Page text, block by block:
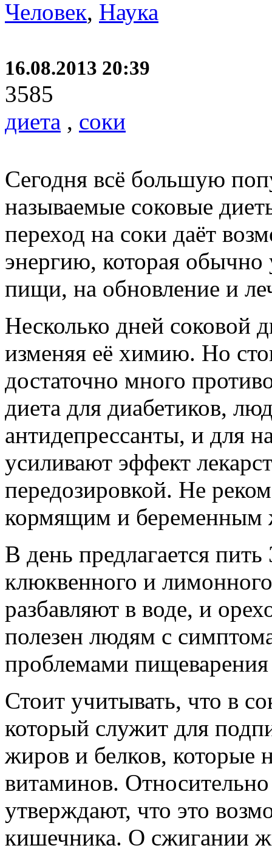
Человек, Наука
16.08.2013 20:39
3585
диета , соки
Сегодня всё большую
называемые соковые
переход на соки даёт
энергию, которая обычно
пищи, на обновление и
Несколько дней соковой
изменяя её химию. Но
достаточно много
диета для диабетиков,
антидепрессанты, и для
усиливают эффект
передозировкой. Не
кормящим и
В день предлагается
клюквенного и
разбавляют в воде, и
полезен людям с
проблемами
Стоит учитывать, что в
который служит для
жиров и белков, которые
витаминов.
утверждают, что это
кишечника. О сжигании